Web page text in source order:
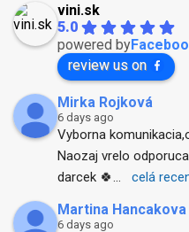
vini.sk
5.0
powered by
review us on
Mirka Rojková
6 days ago
Vyborna
Naozaj vrelo
darcek 🍀
celá
Martina Hancakova
6 days ago